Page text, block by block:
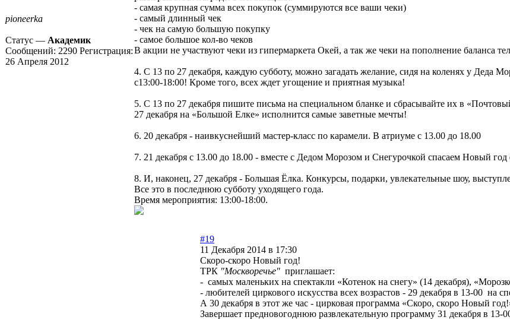
pioneerka
Статус — Академик
Сообщений: 2290 Регистрация:
26 Апреля 2012
- самая крупная сумма всех покупок (суммируются все ваши чеки)
- самый длинный чек
- чек на самую большую покупку
- самое большое кол-во чеков
В акции не участвуют чеки из гипермаркета Окей, а так же чеки на пополнение баланса
4. С 13 по 27 декабря, каждую субботу, можно загадать желание, сидя на коленях у Деда
с13:00-18:00! Кроме того, всех ждет угощение и приятная музыка!
5. С 13 по 27 декабря пишите письма на специальном бланке и сбрасывайте их в
27 декабря на «Большой Елке» исполнится самые заветные мечты!
6. 20 декабря - наивкуснейший мастер-класс по карамели. В атриуме с 13.00 до 18.00
7. 21 декабря с 13.00 до 18.00 - вместе с Дедом Морозом и Снегурочкой спасаем Новый год
8. И, наконец, 27 декабря - Большая Ёлка. Конкурсы, подарки, увлекательные шоу,
Все это в последнюю субботу уходящего года.
Время мероприятия: 13:00-18:00.
#19
11 Декабря 2014 в 17:30
Скоро-скоро Новый год!
ТРК "Москворечье" приглашает:
- самых маленьких на спектакли «Котенок на снегу» (14 декабря),
- любителей циркового искусства всех возрастов - 29 декабря в 13-00 на
А 30 декабря в этот же час - цирковая программа «Скоро, скоро Новый
Завершает предновогоднюю развлекательную программу 31 декабря в